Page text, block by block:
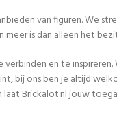
van figuren. We
is dan alleen het
verbinden en te
bij ons ben je altijd
laat Brickalot.nl jouw